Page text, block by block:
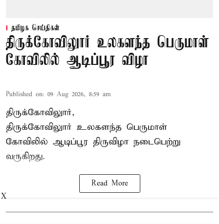
தமிழக செய்திகள்
திருக்கோவிலுார் உலகளந்த பெருமாள்
கோவிலில் ஆடிப்பூர விழா
Published on: 09 Aug 2026, 8:59 am
திருக்கோவிலுார்,
திருக்கோவிலுார் உலகளந்த பெருமாள்
கோவிலில் ஆடிப்பூர திருவிழா நடைபெற்று
வருகிறது.
Read More
X